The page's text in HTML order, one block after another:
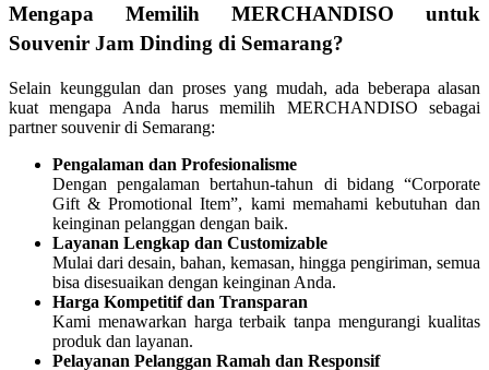
Mengapa Memilih MERCHANDISO untuk
Souvenir Jam Dinding di Semarang?
Selain keunggulan dan proses yang mudah, ada beberapa alasan
kuat mengapa Anda harus memilih MERCHANDISO sebagai
partner souvenir di Semarang:
Pengalaman dan Profesionalisme
Dengan pengalaman bertahun-tahun di bidang “Corporate
Gift & Promotional Item”, kami memahami kebutuhan dan
keinginan pelanggan dengan baik.
Layanan Lengkap dan Customizable
Mulai dari desain, bahan, kemasan, hingga pengiriman, semua
bisa disesuaikan dengan keinginan Anda.
Harga Kompetitif dan Transparan
Kami menawarkan harga terbaik tanpa mengurangi kualitas
produk dan layanan.
Pelayanan Pelanggan Ramah dan Responsif